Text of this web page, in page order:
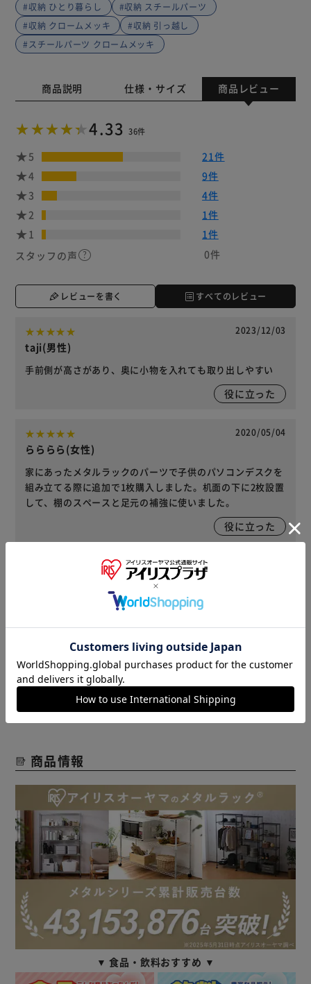
#収納 ひとり暮らし
#収納 スチールパーツ
#収納 クロームメッキ
#収納 引っ越し
#スチールパーツ クロームメッキ
商品説明 仕様・サイズ 商品レビュー
4.33 36件
5
21件
4
9件
3
4件
2
1件
1
1件
スタッフの声
0件
レビューを書く すべてのレビュー
2023/12/03
taji(男性)
手前側が高さがあり、奥に小物を入れても取り出しやすい
役に立った
2020/05/04
らららら(女性)
家にあったメタルラックのパーツで子供のパソコンデスクを
組み立てる際に追加で1枚購入しました。机面の下に2枚設置
して、棚のスペースと足元の補強に使いました。
役に立った
半分だけ出すことができて、大変便利です
役に立った
レビューをもっと見る
商品情報
▼ 食品・飲料おすすめ ▼